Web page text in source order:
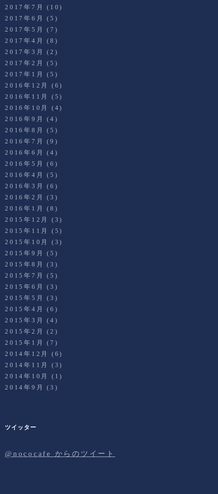
2017年7月
(10)
2017年6月
(5)
2017年5月
(7)
2017年4月
(8)
2017年3月
(2)
2017年2月
(5)
2017年1月
(5)
2016年12月
(6)
2016年11月
(5)
2016年10月
(4)
2016年9月
(4)
2016年8月
(5)
2016年7月
(9)
2016年6月
(4)
2016年5月
(6)
2016年4月
(5)
2016年3月
(6)
2016年2月
(3)
2016年1月
(8)
2015年12月
(3)
2015年11月
(5)
2015年10月
(3)
2015年9月
(5)
2015年8月
(3)
2015年7月
(5)
2015年6月
(3)
2015年5月
(3)
2015年4月
(6)
2015年3月
(4)
2015年2月
(2)
2015年1月
(7)
2014年12月
(6)
2014年11月
(3)
2014年10月
(1)
2014年9月
(3)
ツイッター
@nococafe からのツイート